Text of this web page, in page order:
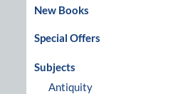
New Books
Special Offers
Subjects
Antiquity